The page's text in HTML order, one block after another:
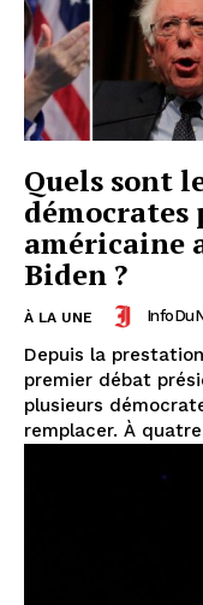
Quels sont
américaine
Biden ?
À LA UNE
Depuis la
premier débat
plusieurs
remplacer. À